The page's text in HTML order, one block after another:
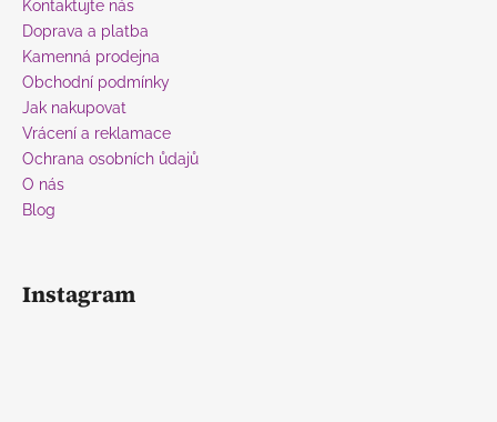
Kontaktujte nás
Doprava a platba
Kamenná prodejna
Obchodní podmínky
Jak nakupovat
Vrácení a reklamace
Ochrana osobních ůdajů
O nás
Blog
Instagram